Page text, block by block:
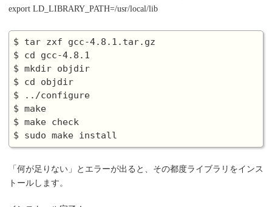
export LD_LIBRARY_PATH=/usr/local/lib
$ tar zxf gcc-4.8.1.tar.gz
$ cd gcc-4.8.1
$ mkdir objdir
$ cd objdir
$ ../configure
$ make
$ make check
「何が足りない」とエラーが出ると、その都度ライブラリをインス
トールします。